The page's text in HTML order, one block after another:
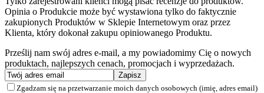
Opinia o Produkcie może być wystawiona tylko do faktycznie
zakupionych Produktów w Sklepie Internetowym oraz przez
Klienta, który dokonał zakupu opiniowanego Produktu.
Prześlij nam swój adres e-mail, a my powiadomimy Cię o nowych
produktach, najlepszych cenach, promocjach i wyprzedażach.
Zgadzam się na przetwarzanie moich danych osobowych (imię, adres email)